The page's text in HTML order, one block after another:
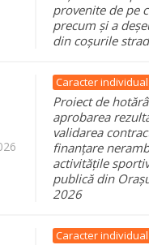
provenite de pe
precum și a
din coșurile
Caracter individual
Proiect de
aprobarea
validarea
finanțare
activitățile
publică din
2026
Caracter individual